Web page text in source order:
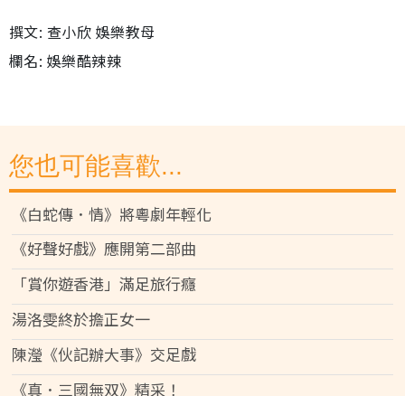
撰文: 查小欣 娛樂教母
欄名: 娛樂酷辣辣
您也可能喜歡...
《白蛇傳．情》將粵劇年輕化
《好聲好戲》應開第二部曲
「賞你遊香港」滿足旅行癮
湯洛雯終於擔正女一
陳瀅《伙記辦大事》交足戲
《真．三國無双》精采！